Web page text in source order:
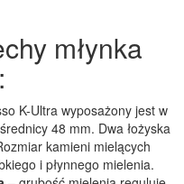
młynka
K-Ultra wyposażony jest w
48 mm. Dwa łożyska
kamieni mielących
i płynnego mielenia.